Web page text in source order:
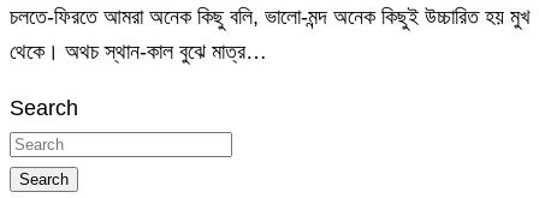
চলতে-ফিরতে আমরা অনেক কিছু বলি, ভালো-মন্দ অনেক কিছুই উচ্চারিত হয় মুখ
থেকে। অথচ স্থান-কাল বুঝে মাত্র…
Search
Search